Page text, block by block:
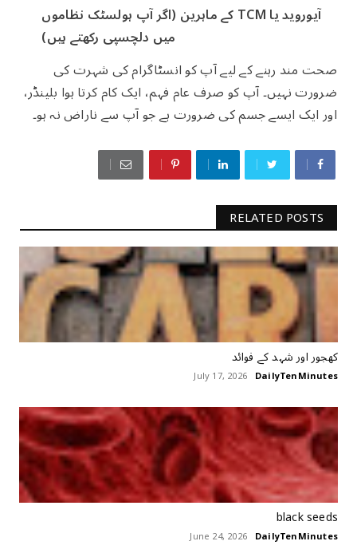
آیوروید یا TCM کے ماہرین (اگر آپ ہولسٹک نظاموں
میں دلچسپی رکھتے ہیں)
صحت مند رہنے کے لیے آپ کو انسٹاگرام کی شہرت کی
ضرورت نہیں۔ آپ کو صرف عام فہم، ایک کام کرتا ہوا بلینڈر،
اور ایک ایسے جسم کی ضرورت ہے جو آپ سے ناراض نہ ہو۔
RELATED POSTS
کھجور اور شہد کے فوائد
DailyTenMinutes
July 17, 2026
black seeds
DailyTenMinutes
June 24, 2026